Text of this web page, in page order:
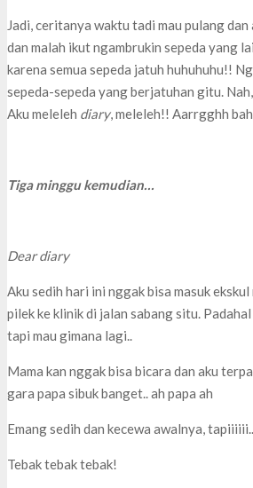
Jadi, ceritanya waktu tadi mau pulang
dan malah ikut ngambrukin sepeda yang
karena semua sepeda jatuh huhuhuhu!!
sepeda-sepeda yang berjatuhan gitu.
Aku meleleh diary, meleleh!! Aarrgghh
Tiga minggu kemudian…
Dear diary
Aku sedih hari ini nggak bisa masuk
pilek ke klinik di jalan sabang situ.
tapi mau gimana lagi..
Mama kan nggak bisa bicara dan aku
gara papa sibuk banget.. ah papa ah
Emang sedih dan kecewa awalnya,
Tebak tebak tebak!